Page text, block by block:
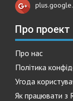
Про проект
Про нас
Політика
Угода
Як працювати з